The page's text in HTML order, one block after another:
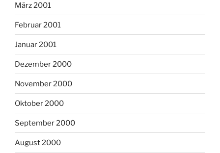
März 2001
Februar 2001
Januar 2001
Dezember 2000
November 2000
Oktober 2000
September 2000
August 2000